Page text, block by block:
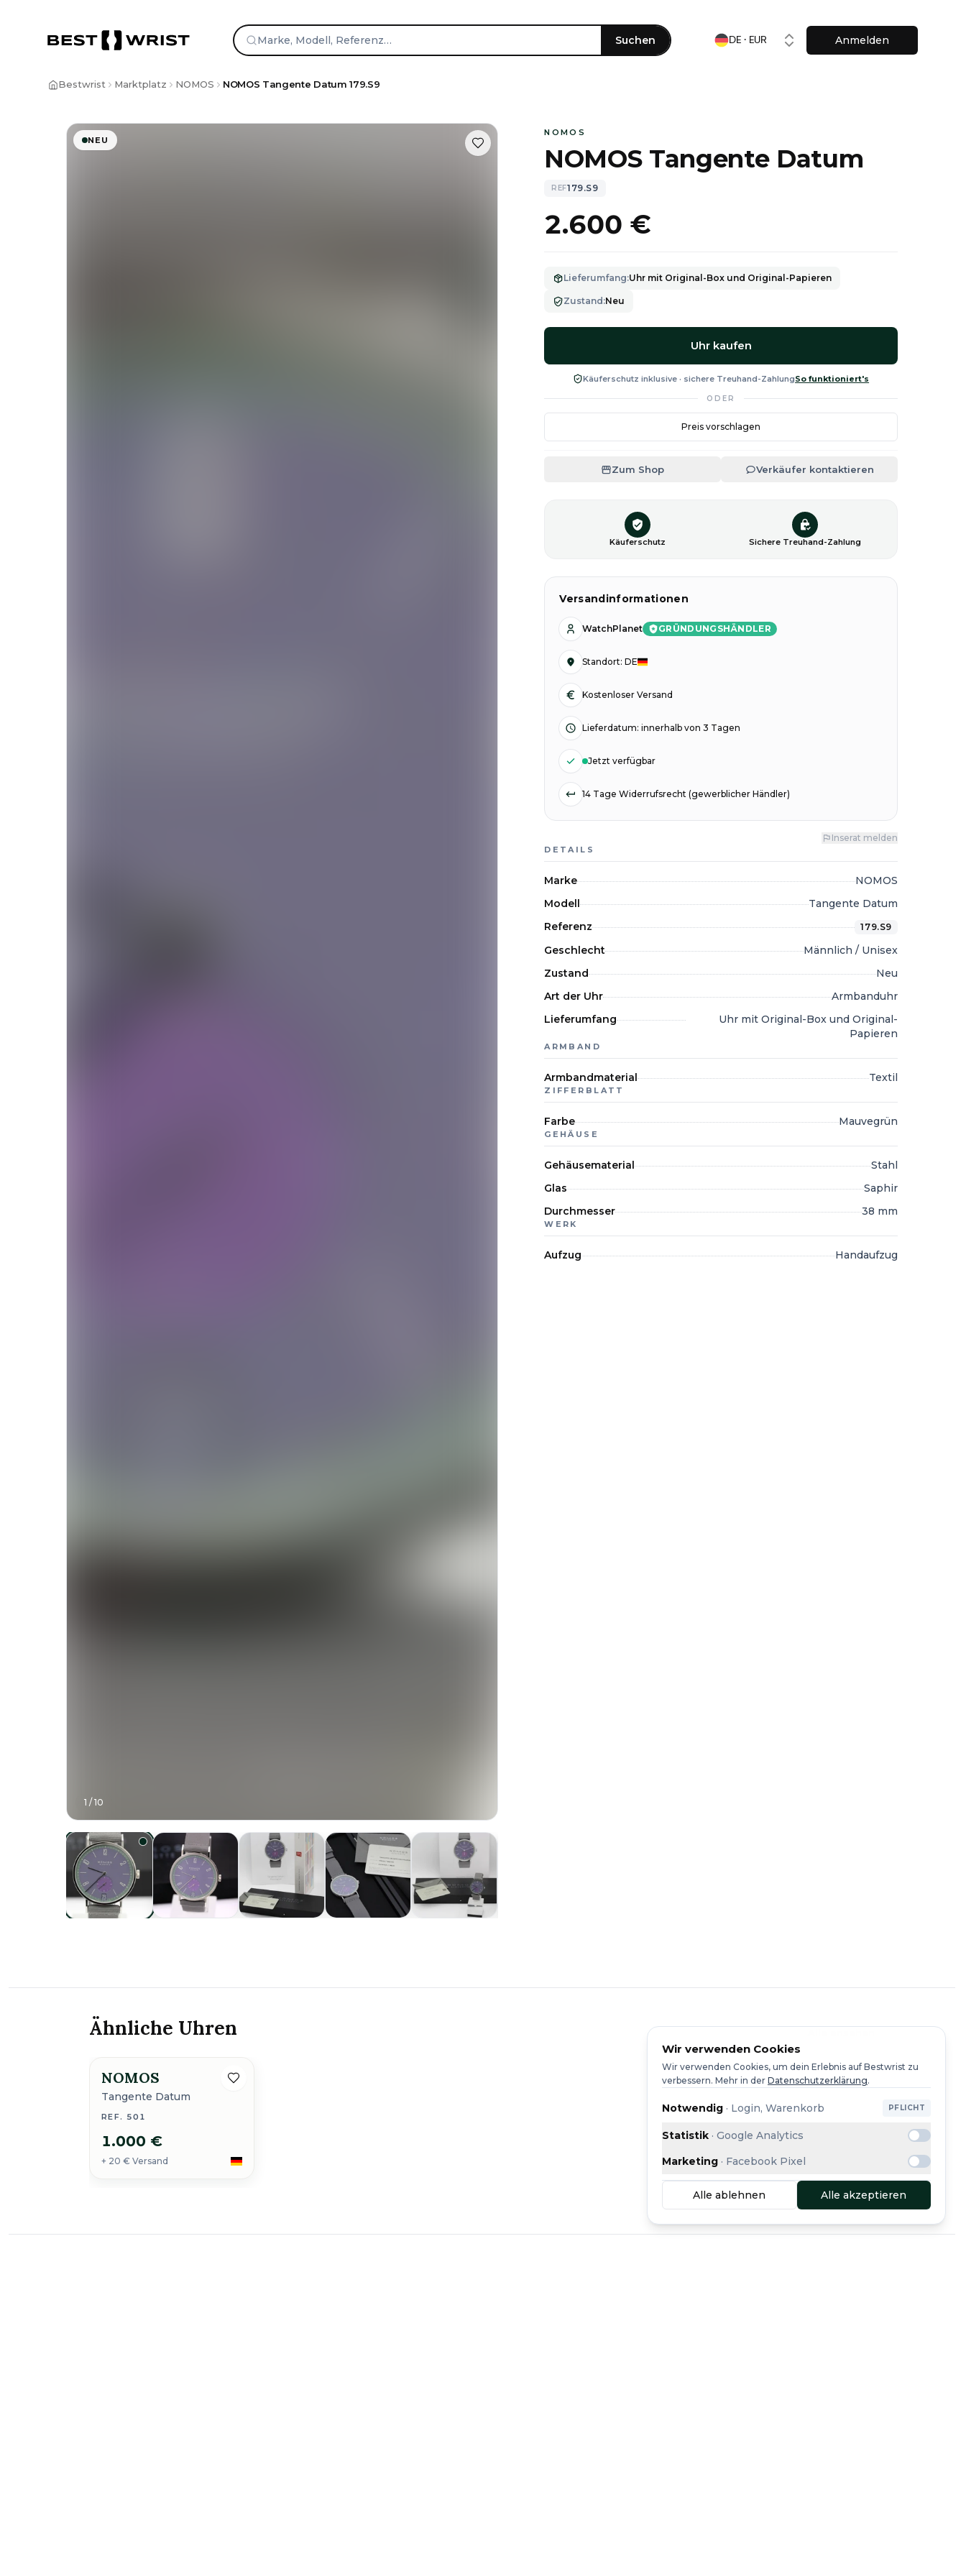
Suchen DE · EUR Anmelden
Bestwrist Marktplatz NOMOS NOMOS Tangente Datum 179.S9
NEU
1 /10
NOMOS
NOMOS Tangente Datum
REF179.S9
2.600 €
Lieferumfang:Uhr mit Original-Box und Original-Papieren
Zustand :Neu
Uhr kaufen
Käuferschutz inklusive · sichere Treuhand-ZahlungSo funktioniert's
ODER
Preis vorschlagen
Zum Shop Verkäufer kontaktieren
Käuferschutz Sichere Treuhand-Zahlung
Versandinformationen
WatchPlanet GRÜNDUNGSHÄNDLER
Standort:DE
Kostenloser Versand
Lieferdatum: innerhalb von 3 Tagen
Jetzt verfügbar
14 Tage Widerrufsrecht (gewerblicher Händler)
Inserat melden
DETAILS
Marke
NOMOS
Modell
Tangente Datum
Referenz
179.S9
Geschlecht
Männlich / Unisex
Zustand
Neu
Art der Uhr
Armbanduhr
Lieferumfang
Uhr mit Original-Box und Original-
Papieren
ARMBAND
Armbandmaterial Textil
ZIFFERBLATT
Farbe Mauvegrün
GEHÄUSE
Gehäusematerial
Stahl
Glas
Saphir
Durchmesser
38 mm
WERK
Aufzug Handaufzug
Ähnliche Uhren
NOMOS
Tangente Datum
REF. 501
1.000 €
+ 20 € Versand
Wir verwenden Cookies
Wir verwenden Cookies, um dein Erlebnis auf Bestwrist zu
verbessern. Mehr in der Datenschutzerklärung.
Notwendig · Login, Warenkorb PFLICHT
Statistik · Google Analytics
Marketing · Facebook Pixel
Alle ablehnen Alle akzeptieren